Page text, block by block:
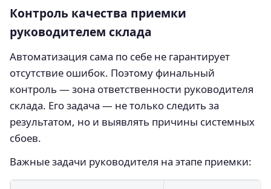
Контроль качества приемки
руководителем склада
Автоматизация сама по себе не гарантирует
отсутствие ошибок. Поэтому финальный
контроль — зона ответственности руководителя
склада. Его задача — не только следить за
результатом, но и выявлять причины системных
сбоев.
Важные задачи руководителя на этапе приемки: